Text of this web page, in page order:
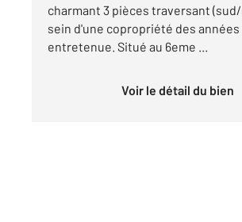
charmant 3 pièces traversant
sein d'une copropriété des années
entretenue. Situé au 6eme ...
Voir le détail du bien